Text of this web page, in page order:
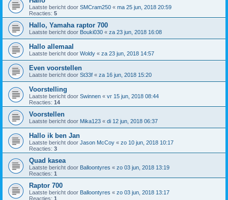
Laatste bericht door SMCram250 « ma 25 jun, 2018 20:59
Reacties: 5
Hallo, Yamaha raptor 700
Laatste bericht door Bouki030 « za 23 jun, 2018 16:08
Hallo allemaal
Laatste bericht door Woldy « za 23 jun, 2018 14:57
Even voorstellen
Laatste bericht door St33f « za 16 jun, 2018 15:20
Voorstelling
Laatste bericht door Swinnen « vr 15 jun, 2018 08:44
Reacties: 14
Voorstellen
Laatste bericht door Mika123 « di 12 jun, 2018 06:37
Hallo ik ben Jan
Laatste bericht door Jason McCoy « zo 10 jun, 2018 10:17
Reacties: 3
Quad kasea
Laatste bericht door Balloontyres « zo 03 jun, 2018 13:19
Reacties: 1
Raptor 700
Laatste bericht door Balloontyres « zo 03 jun, 2018 13:17
Reacties: 1